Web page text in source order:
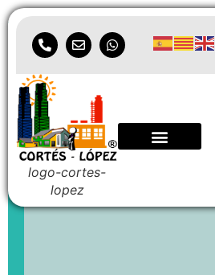
logo-cortes-
lopez
Iniciar sesión